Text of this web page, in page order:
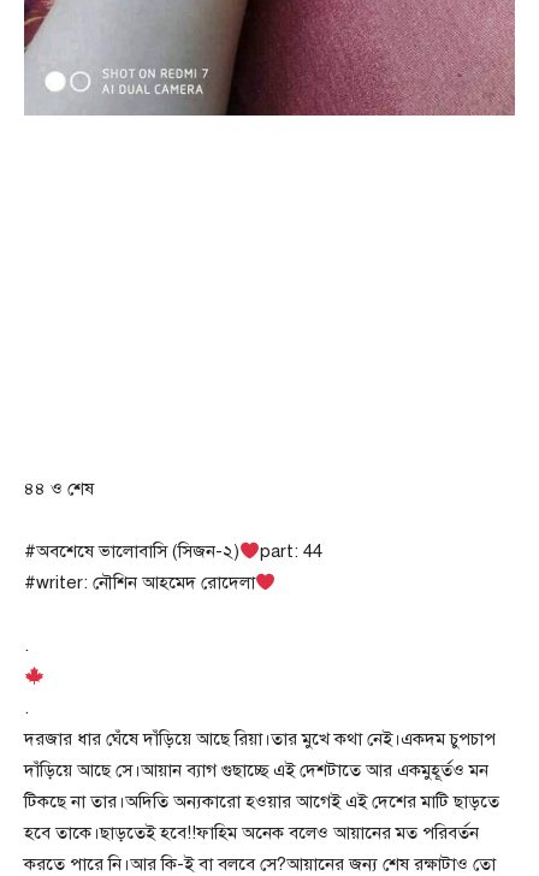
৪৪ ও শেষ
#অবশেষে ভালোবাসি (সিজন-২)
part: 44
#writer: নৌশিন আহমেদ রোদেলা
.
.
দরজার ধার ঘেঁষে দাঁড়িয়ে আছে রিয়া।তার মুখে কথা নেই।একদম চুপচাপ
দাঁড়িয়ে আছে সে।আয়ান ব্যাগ গুছাচ্ছে এই দেশটাতে আর একমুহূর্তও মন
টিকছে না তার।অদিতি অন্যকারো হওয়ার আগেই এই দেশের মাটি ছাড়তে
হবে তাকে।ছাড়তেই হবে!!ফাহিম অনেক বলেও আয়ানের মত পরিবর্তন
করতে পারে নি।আর কি-ই বা বলবে সে?আয়ানের জন্য শেষ রক্ষাটাও তো